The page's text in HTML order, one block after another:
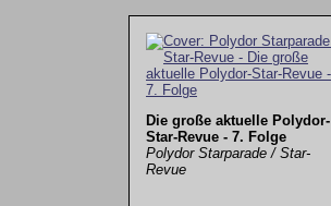
Die große aktuelle Polydor-
Star-Revue - 7. Folge
Polydor Starparade / Star-
Revue